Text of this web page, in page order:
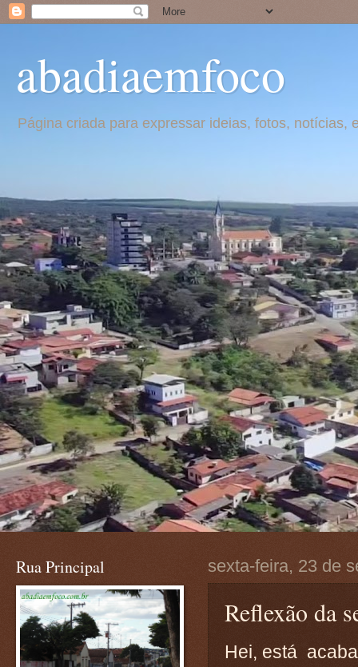
abadiaemfoco
Página criada para expressar ideias, fotos,
sexta-feira, 23 de
Reflexão da
Hei, está
Rua Principal